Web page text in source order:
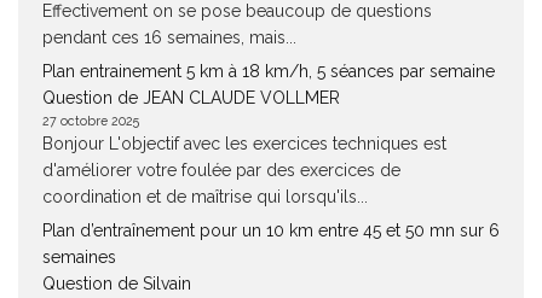
Effectivement on se pose beaucoup de questions
pendant ces 16 semaines, mais...
Plan entrainement 5 km à 18 km/h, 5 séances par semaine
Question de JEAN CLAUDE VOLLMER
27 octobre 2025
Bonjour L'objectif avec les exercices techniques est
d'améliorer votre foulée par des exercices de
coordination et de maîtrise qui lorsqu'ils...
Plan d’entraînement pour un 10 km entre 45 et 50 mn sur 6
semaines
Question de Silvain